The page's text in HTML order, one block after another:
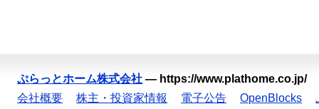
ぷらっとホーム株式会社 — https://www.plathome.co.jp/
会社概要
株主・投資家情報 電子公告 OpenBlocks